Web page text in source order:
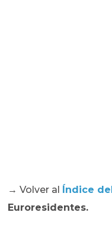
→ Volver al Índice
Euroresidentes.